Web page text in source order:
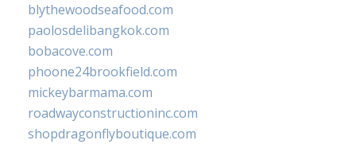
blythewoodseafood.com
paolosdelibangkok.com
bobacove.com
phoone24brookfield.com
mickeybarmama.com
roadwayconstructioninc.com
shopdragonflyboutique.com